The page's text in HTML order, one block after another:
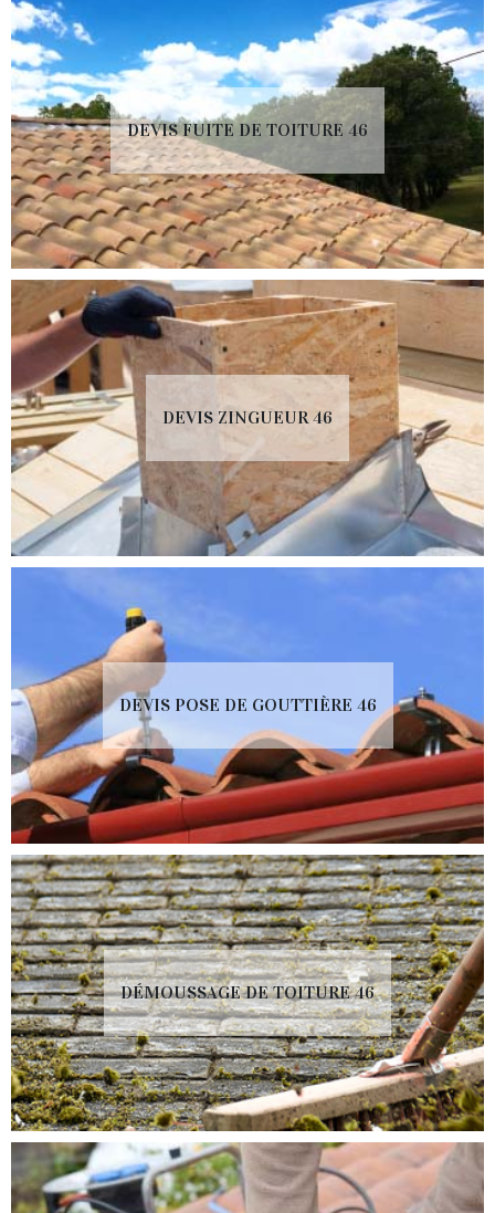
DEVIS FUITE DE TOITURE 46
DEVIS ZINGUEUR 46
DEVIS POSE DE GOUTTIÈRE 46
DÉMOUSSAGE DE TOITURE 46